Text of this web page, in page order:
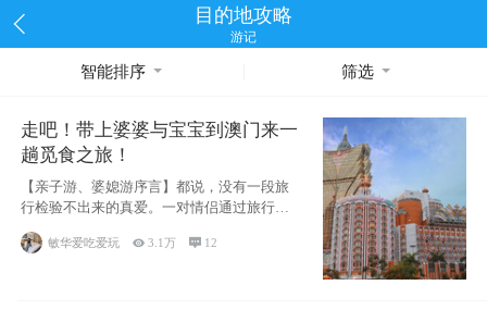
目的地攻略
游记
智能排序 筛选
走吧！带上婆婆与宝宝到澳门来一
趟觅食之旅！
【亲子游、婆媳游序言】都说，没有一段旅
行检验不出来的真爱。一对情侣通过旅行的
相处能够
敏华爱吃爱玩  3.1万  12